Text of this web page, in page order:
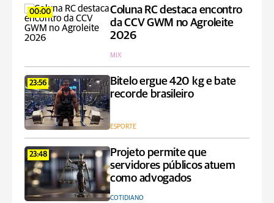
00:00
Coluna RC destaca encontro
da CCV GWM no Agroleite
2026
MIX
23:56
Bitelo ergue 420 kg e bate
recorde brasileiro
ESPORTE
23:48
Projeto permite que
servidores públicos atuem
como advogados
COTIDIANO